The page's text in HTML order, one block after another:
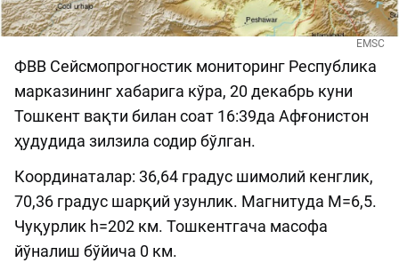
EMSC
ФВВ Сейсмопрогностик мониторинг Республика
марказининг хабарига кўра, 20 декабрь куни
Тошкент вақти билан соат 16:39да Афғонистон
ҳудудида зилзила содир бўлган.
Координаталар: 36,64 градус шимолий кенглик,
70,36 градус шарқий узунлик. Магнитуда М=6,5.
Чуқурлик h=202 км. Тошкентгача масофа
йўналиш бўйича 0 км.